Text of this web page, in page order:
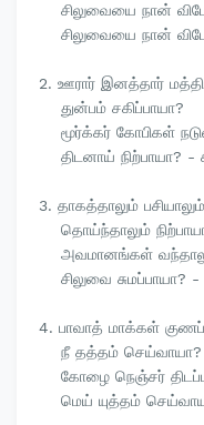
சிலுவையை நான்
சிலுவையை நான்
2. ஊரார் இனத்தார்
துன்பம் சகிப்பாயா?
மூர்க்கர் கோபிகள்
திடனாய் நிற்பாயா? -
3. தாகத்தாலும் பசியாலும்
தொய்ந்தாலும்
அவமானங்கள்
சிலுவை சுமப்பாயா?
4. பாவாத் மாக்கள்
நீ தத்தம் செய்வாயா?
கோழை நெஞ்சர்
மெய் யுத்தம்